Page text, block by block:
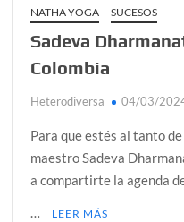
NATHA YOGA SUCESOS
Sadeva
Colombia
Heterodiversa 04/03/
Para que estés al tanto
maestro Sadeva
a compartirte la agenda
LEER MÁS